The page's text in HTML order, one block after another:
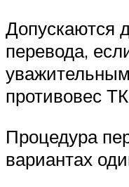
Допускаются
перевода,
противовес
Процедура
вариантах